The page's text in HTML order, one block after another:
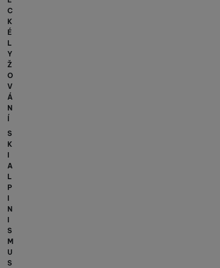
C
K
É
L
Y
Ž
O
V
Á
N
Í
S
K
I
A
L
P
I
N
I
S
M
U
S